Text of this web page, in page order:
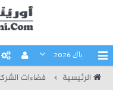
باك 2026
الرئيسية فضاءات